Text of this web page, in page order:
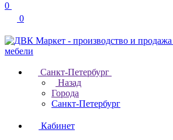
0
0
Санкт-Петербург
Назад
Города
Санкт-Петербург
Кабинет